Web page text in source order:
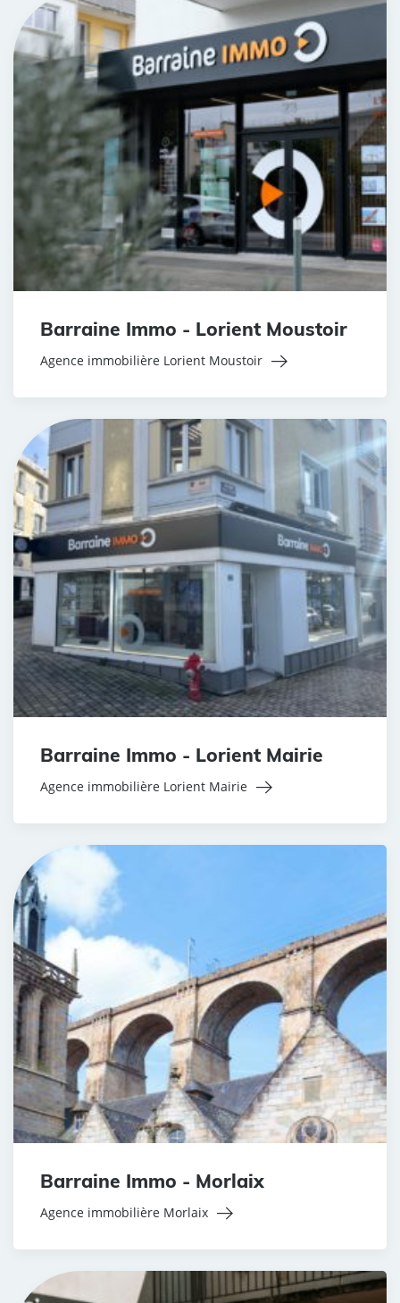
Barraine Immo - Lorient Moustoir
Agence immobilière Lorient Moustoir
Barraine Immo - Lorient Mairie
Agence immobilière Lorient Mairie
Barraine Immo - Morlaix
Agence immobilière Morlaix